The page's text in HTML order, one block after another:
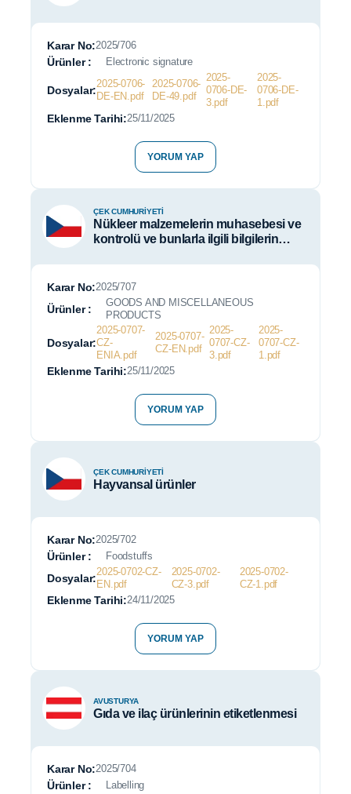
Karar No:2025/706
Ürünler : Electronic signature
Dosyalar:
2025-0706-
DE-EN.pdf
2025-0706-
DE-49.pdf
2025-
0706-DE-
3.pdf
2025-
0706-DE-
1.pdf
Eklenme Tarihi:25/11/2025
YORUM YAP
ÇEK CUMHURIYETI
Nükleer malzemelerin muhasebesi ve
kontrolü ve bunlarla ilgili bilgilerin
Karar No:2025/707
Ürünler :
GOODS AND MISCELLANEOUS
PRODUCTS
Dosyalar:
2025-0707-
CZ-
ENIA.pdf
2025-0707-
CZ-EN.pdf
2025-
0707-CZ-
3.pdf
2025-
0707-CZ-
1.pdf
Eklenme Tarihi:25/11/2025
YORUM YAP
ÇEK CUMHURIYETI
Hayvansal ürünler
Karar No:2025/702
Ürünler : Foodstuffs
Dosyalar:
2025-0702-CZ-
EN.pdf
2025-0702-
CZ-3.pdf
2025-0702-
CZ-1.pdf
Eklenme Tarihi:24/11/2025
YORUM YAP
AVUSTURYA
Gıda ve ilaç ürünlerinin etiketlenmesi
Karar No:2025/704
Ürünler : Labelling